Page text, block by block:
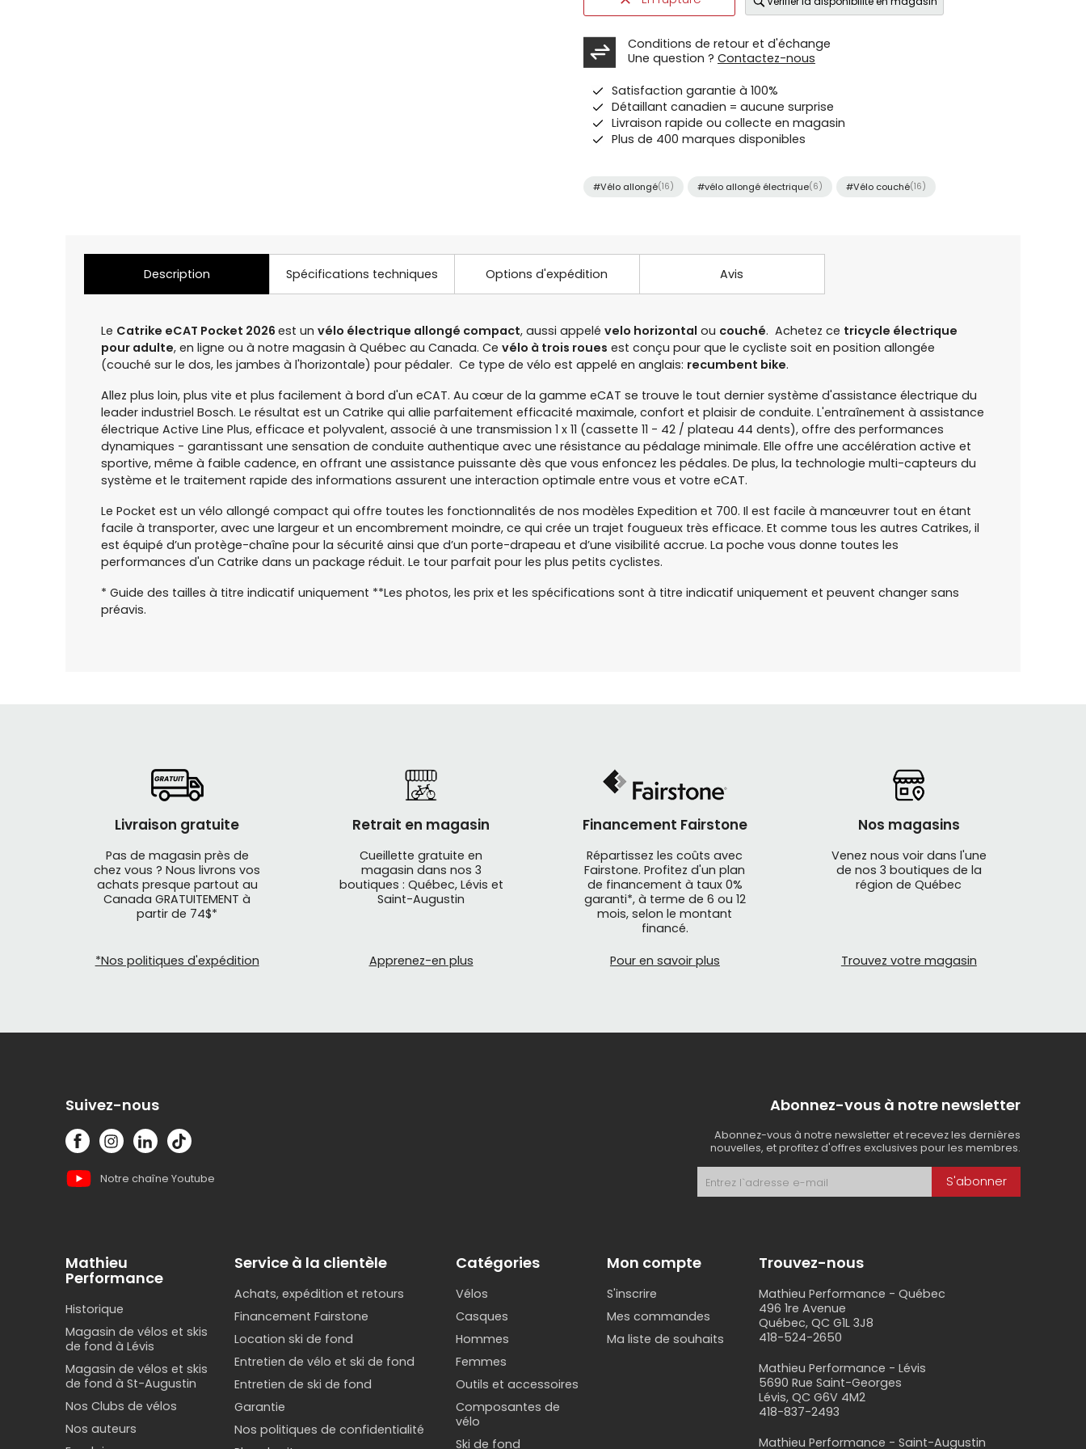
Conditions de retour et d'échange
Une question ? Contactez-nous
Satisfaction garantie à 100%
Détaillant canadien = aucune surprise
Livraison rapide ou collecte en magasin
Plus de 400 marques disponibles
#Vélo allongé(16) #vélo allongé électrique(6) #Vélo couché(16)
Description Spécifications techniques Options d'expédition Avis
Le Catrike eCAT Pocket 2026 est un vélo électrique allongé compact, aussi appelé velo horizontal ou couché. Achetez ce tricycle électrique
pour adulte, en ligne ou à notre magasin à Québec au Canada. Ce vélo à trois roues est conçu pour que le cycliste soit en position allongée
(couché sur le dos, les jambes à l'horizontale) pour pédaler. Ce type de vélo est appelé en anglais: recumbent bike.
Allez plus loin, plus vite et plus facilement à bord d'un eCAT. Au cœur de la gamme eCAT se trouve le tout dernier système d'assistance électrique du
leader industriel Bosch. Le résultat est un Catrike qui allie parfaitement efficacité maximale, confort et plaisir de conduite. L'entraînement à assistance
électrique Active Line Plus, efficace et polyvalent, associé à une transmission 1 x 11 (cassette 11 - 42 / plateau 44 dents), offre des performances
dynamiques - garantissant une sensation de conduite authentique avec une résistance au pédalage minimale. Elle offre une accélération active et
sportive, même à faible cadence, en offrant une assistance puissante dès que vous enfoncez les pédales. De plus, la technologie multi-capteurs du
système et le traitement rapide des informations assurent une interaction optimale entre vous et votre eCAT.
Le Pocket est un vélo allongé compact qui offre toutes les fonctionnalités de nos modèles Expedition et 700. Il est facile à manœuvrer tout en étant
facile à transporter, avec une largeur et un encombrement moindre, ce qui crée un trajet fougueux très efficace. Et comme tous les autres Catrikes, il
est équipé d’un protège-chaîne pour la sécurité ainsi que d’un porte-drapeau et d’une visibilité accrue. La poche vous donne toutes les
performances d'un Catrike dans un package réduit. Le tour parfait pour les plus petits cyclistes.
* Guide des tailles à titre indicatif uniquement **Les photos, les prix et les spécifications sont à titre indicatif uniquement et peuvent changer sans
préavis.
Livraison gratuite
Pas de magasin près de
chez vous ? Nous livrons vos
achats presque partout au
Canada GRATUITEMENT à
partir de 74$*
*Nos politiques d'expédition
Retrait en magasin
Cueillette gratuite en
magasin dans nos 3
boutiques : Québec, Lévis et
Saint-Augustin
Apprenez-en plus
Financement Fairstone
Répartissez les coûts avec
Fairstone. Profitez d'un plan
de financement à taux 0%
garanti*, à terme de 6 ou 12
mois, selon le montant
financé.
Pour en savoir plus
Nos magasins
Venez nous voir dans l'une
de nos 3 boutiques de la
région de Québec
Trouvez votre magasin
Suivez-nous
Notre chaîne Youtube
Abonnez-vous à notre newsletter
Abonnez-vous à notre newsletter et recevez les dernières
nouvelles, et profitez d'offres exclusives pour les membres.
S'abonner
Mathieu
Performance
Historique
Magasin de vélos et skis
de fond à Lévis
Magasin de vélos et skis
de fond à St-Augustin
Nos Clubs de vélos
Nos auteurs
Service à la clientèle
Achats, expédition et retours
Financement Fairstone
Location ski de fond
Entretien de vélo et ski de fond
Entretien de ski de fond
Garantie
Nos politiques de confidentialité
Catégories
Vélos
Casques
Hommes
Femmes
Outils et accessoires
Composantes de
vélo
Ski de fond
Mon compte
S'inscrire
Mes commandes
Ma liste de souhaits
Trouvez-nous
Mathieu Performance - Québec
496 1re Avenue
Québec, QC G1L 3J8
418-524-2650
Mathieu Performance - Lévis
5690 Rue Saint-Georges
Lévis, QC G6V 4M2
418-837-2493
Mathieu Performance - Saint-Augustin